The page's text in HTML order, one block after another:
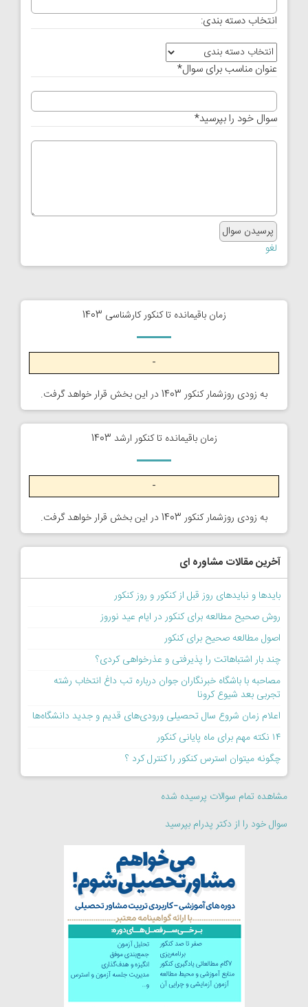
انتخاب دسته بندی:
عنوان مناسب برای سوال*
سوال خود را بپرسید*
لغو
زمان باقیمانده تا کنکور کارشناسی 1403
-
به زودی روزشمار کنکور 1403 در این بخش قرار خواهد گرفت.
زمان باقیمانده تا کنکور ارشد 1403
-
به زودی روزشمار کنکور 1403 در این بخش قرار خواهد گرفت.
آخرین مقالات مشاوره ای
بایدها و نبایدهای روز قبل از کنکور و روز کنکور
روش صحیح مطالعه برای کنکور در ایام عید نوروز
اصول مطالعه صحیح برای کنکور
چند بار اشتباهاتت را پذیرفتی و عذرخواهی کردی؟
مصاحبه با باشگاه خبرنگاران جوان درباره تب داغ انتخاب رشته
تجربی بعد شیوع کرونا
اعلام زمان شروع سال تحصیلی ورودی‌های قدیم و جدید دانشگاه‌ها
۱۴ نکته مهم برای ماه پایانی کنکور
چگونه میتوان استرس کنکور را کنترل کرد ؟
مشاهده تمام سوالات پرسیده شده
سوال خود را از دکتر پدرام بپرسید